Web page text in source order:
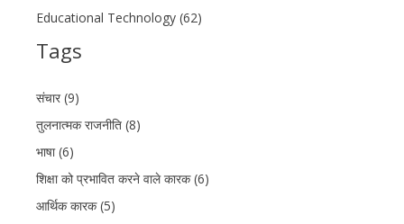
Educational Technology (62)
Tags
संचार (9)
तुलनात्मक राजनीति (8)
भाषा (6)
शिक्षा को प्रभावित करने वाले कारक (6)
आर्थिक कारक (5)